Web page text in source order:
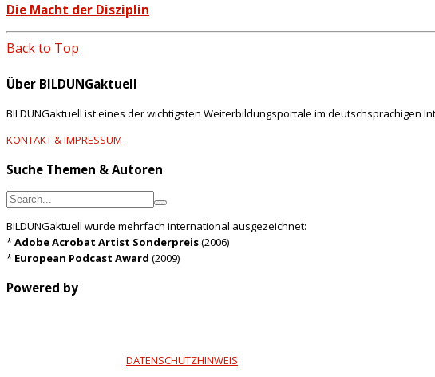
Die Macht der Disziplin
Back to Top
Über BILDUNGaktuell
BILDUNGaktuell ist eines der wichtigsten Weiterbildungsportale im deutschsprachigen
KONTAKT & IMPRESSUM
Suche Themen & Autoren
BILDUNGaktuell wurde mehrfach international ausgezeichnet:
*Adobe Acrobat Artist Sonderpreis(2006)
* European Podcast Award (2009)
Powered by
DATENSCHUTZHINWEIS